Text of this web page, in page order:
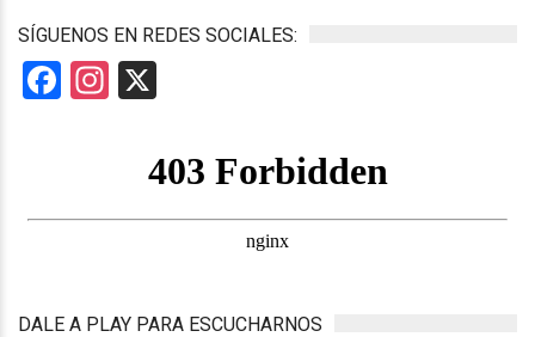
SÍGUENOS EN REDES SOCIALES:
Facebook
Instagram
DALE A PLAY PARA ESCUCHARNOS